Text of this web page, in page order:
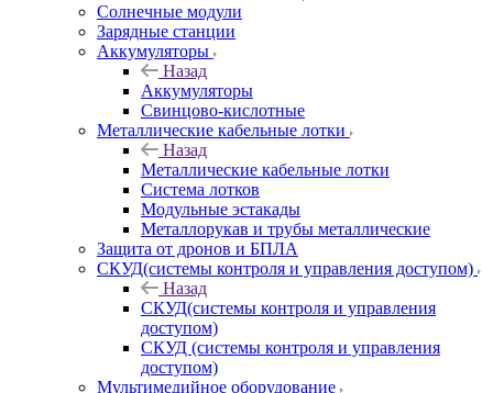
Солнечные модули
Зарядные станции
Аккумуляторы
Назад
Аккумуляторы
Свинцово-кислотные
Металлические кабельные лотки
Назад
Металлические кабельные лотки
Система лотков
Модульные эстакады
Металлорукав и трубы металлические
Защита от дронов и БПЛА
СКУД(системы контроля и управления доступом)
Назад
СКУД(системы контроля и управления
доступом)
СКУД (системы контроля и управления
доступом)
Мультимедийное оборудование